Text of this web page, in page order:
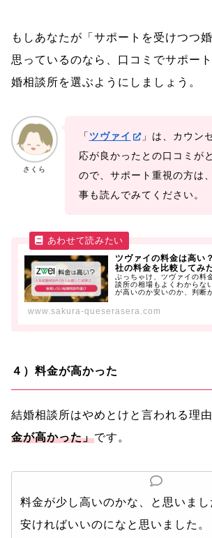
もしあなたが「サポートを受けつつ
思っているのなら、口コミでサポー
婚相談所を選ぶようにしましょう。
さくら
「 ツヴァイ
」は、カウン
応が良かったとの口コミが
ので、サポート重視の方は
事も読んでみてください。
ツヴァイの料金は高い
社の料金を比較してみ
ぶっちゃけ、ツヴァイの料
談所の相場もよくわからな
が高いのか安いのか、判断
www.sakura-queserasera.com
４）料金が高かった
結婚相談所はやめとけと言われる理由
金が高かった」です。
料金が少し高いのかな、と思いまし
安ければいいのになと思いました